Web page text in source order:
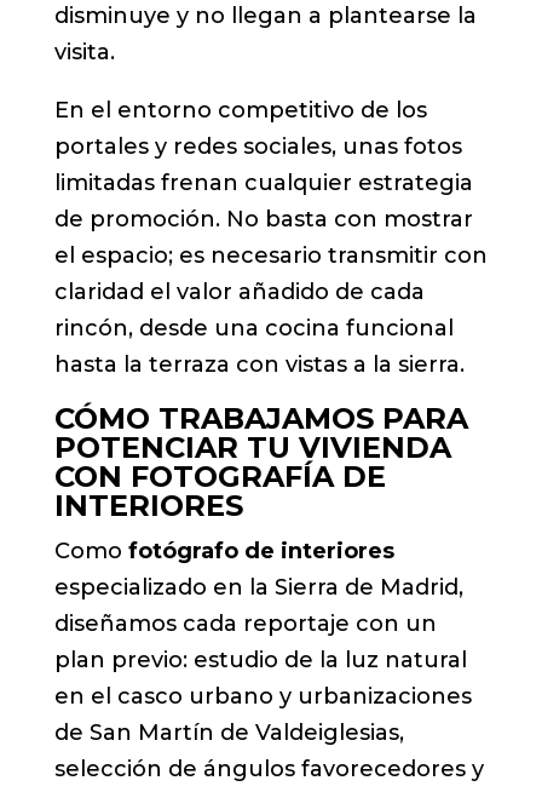
disminuye y no llegan a plantearse la
visita.
En el entorno competitivo de los
portales y redes sociales, unas fotos
limitadas frenan cualquier estrategia
de promoción. No basta con mostrar
el espacio; es necesario transmitir con
claridad el valor añadido de cada
rincón, desde una cocina funcional
hasta la terraza con vistas a la sierra.
CÓMO TRABAJAMOS PARA
POTENCIAR TU VIVIENDA
CON FOTOGRAFÍA DE
INTERIORES
Como fotógrafo de interiores
especializado en la Sierra de Madrid,
diseñamos cada reportaje con un
plan previo: estudio de la luz natural
en el casco urbano y urbanizaciones
de San Martín de Valdeiglesias,
selección de ángulos favorecedores y